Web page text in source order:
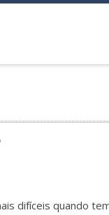
difíceis quando